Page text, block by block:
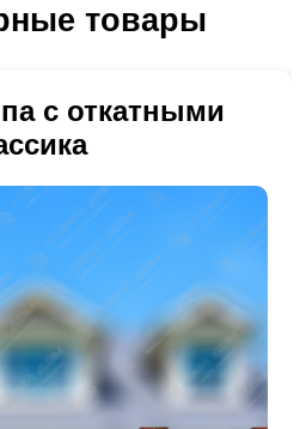
товары
с откатными